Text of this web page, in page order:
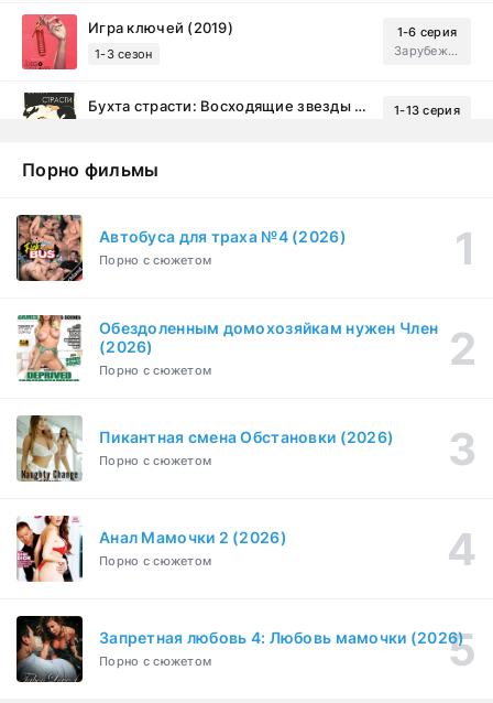
Игра ключей (2019)
1-3 сезон
1-6 серия
Зарубежный, Мелодрама, Драма
Бухта страсти: Восходящие звезды (2000)
1-13 серия
Эйфория (2019)
Бисексуалка (2018)
Сутенёры (2023)
1 сезон
1-6 серия
Порно фильмы
Автобуса для траха №4 (2026)
Порно с сюжетом
Обездоленным домохозяйкам нужен Член
(2026)
Порно с сюжетом
Пикантная смена Обстановки (2026)
Порно с сюжетом
Анал Мамочки 2 (2026)
Порно с сюжетом
Запретная любовь 4: Любовь мамочки (2026)
Порно с сюжетом